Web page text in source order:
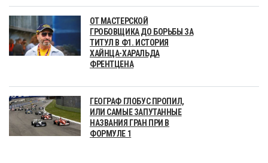
ОТ МАСТЕРСКОЙ
ГРОБОВЩИКА ДО БОРЬБЫ ЗА
ТИТУЛ В Ф1. ИСТОРИЯ
ХАЙНЦА-ХАРАЛЬДА
ФРЕНТЦЕНА
ГЕОГРАФ ГЛОБУС ПРОПИЛ,
ИЛИ САМЫЕ ЗАПУТАННЫЕ
НАЗВАНИЯ ГРАН ПРИ В
ФОРМУЛЕ 1